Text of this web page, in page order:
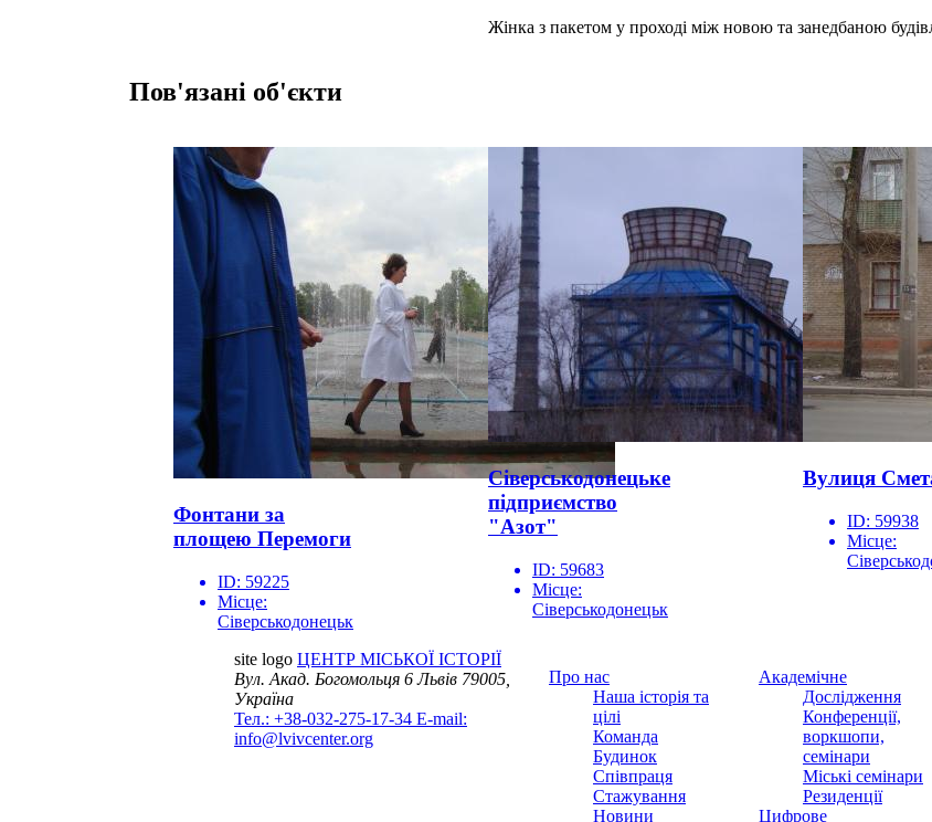
Жінка з пакетом у проході між новою та занедбаною
Пов'язані об'єкти
Фонтани за
площею Перемоги
ID: 59225
Місце:
Сіверськодонецьк
Сіверськодонецьке
підприємство
"Азот"
ID: 59683
Місце:
Сіверськодонецьк
Вулиця
ID: 59938
Місце:
site logo ЦЕНТР МІСЬКОЇ ІСТОРІЇ
Вул. Акад. Богомольця 6Львів 79005,
Україна
Тел.: +38-032-275-17-34 E-mail:
info@lvivcenter.org
Про нас
Наша історія та
цілі
Команда
Будинок
Співпраця
Стажування
Новини
Академічне
Дослідження
Конференції,
воркшопи,
семінари
Міські семінари
Резиденції
Цифрове